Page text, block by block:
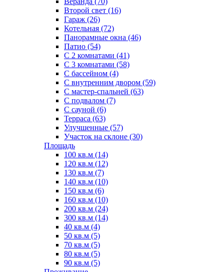
Второй свет (16)
Гараж (26)
Котельная (72)
Панорамные окна (46)
Патио (54)
С 2 комнатами (41)
С 3 комнатами (58)
С бассейном (4)
С внутренним двором (59)
С мастер-спальней (63)
С подвалом (7)
С сауной (6)
Терраса (63)
Улучшенные (57)
Участок на склоне (30)
Площадь
100 кв.м (14)
120 кв.м (12)
130 кв.м (7)
140 кв.м (10)
150 кв.м (6)
160 кв.м (10)
200 кв.м (24)
300 кв.м (14)
40 кв.м (4)
50 кв.м (5)
70 кв.м (5)
80 кв.м (5)
90 кв.м (5)